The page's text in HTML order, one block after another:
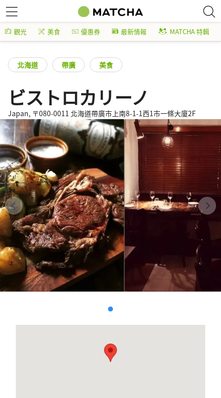
觀光 美食 優惠券 最新情報 MATCHA 特輯
北海道 帶廣 美食
ビストロカリーノ
Japan, 〒080-0011 北海道帶廣市上南8-1-1西1市一條大廈2F